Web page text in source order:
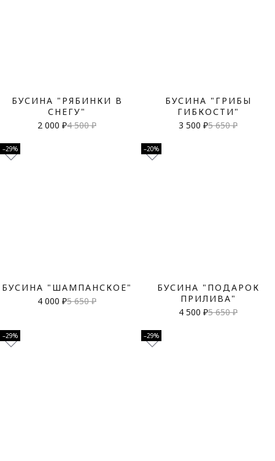
БУСИНА "РЯБИНКИ В
СНЕГУ"
2 000 ₽4 500 ₽
БУСИНА "ГРИБЫ
ГИБКОСТИ"
3 500 ₽5 650 ₽
–29%
БУСИНА "ШАМПАНСКОЕ"
4 000 ₽5 650 ₽
–20%
БУСИНА "ПОДАРОК
ПРИЛИВА"
4 500 ₽5 650 ₽
–29% –29%